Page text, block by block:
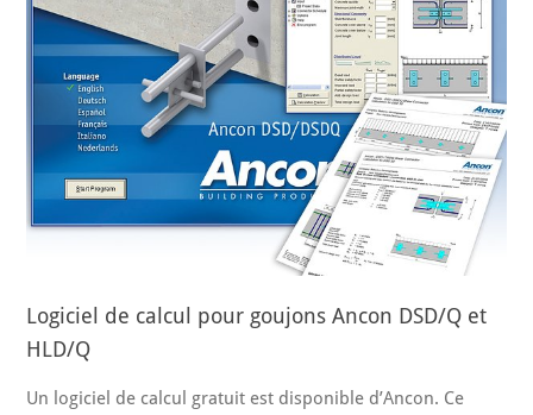
Logiciel de calcul pour goujons Ancon DSD/Q et
HLD/Q
Un logiciel de calcul gratuit est disponible d’Ancon. Ce